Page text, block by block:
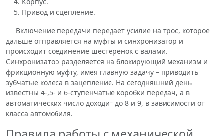
Привод и сцепление.
Включение передачи передает усилие на трос, которое
дальше отправляется на муфты и синхронизатор и
происходит соединение шестеренок с валами.
Синхронизатор разделяется на блокирующий механизм и
фрикционную муфту, имея главную задачу – приводить
зубчатые колеса в зацепление. На сегодняшний день
известны 4-,5- и 6-ступенчатые коробки передач, а в
автоматических число доходит до 8 и 9, в зависимости от
класса автомобиля.